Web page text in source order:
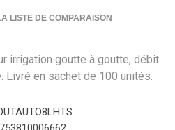
LISTE DE COMPARAISON
irrigation goutte à goutte, débit
Livré en sachet de 100 unités.